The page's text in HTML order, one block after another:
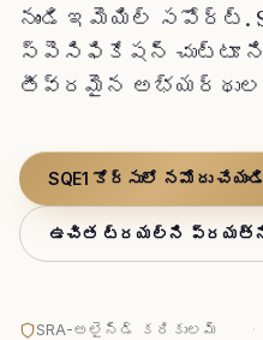
నుండి ఇమెయిల్ సపోర్ట్.
స్పెసిఫికేషన్ చుట్టూ
తీవ్రమైన
SQE1 కోర్సులో నమోదు చేయండి
ఉచిత ట్రయల్‌ని
SRA-అలైన్డ్ కరికులమ్
·